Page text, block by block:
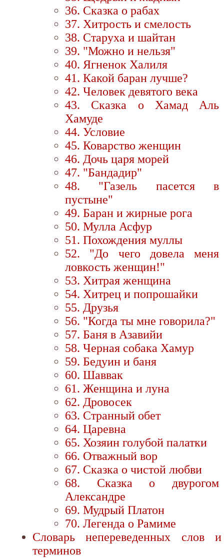
36. Сказка о рабах
37. Хитрость и смелость
38. Старуха и шайтан
39. "Можно и нельзя"
40. Ягненок Халиля
41. Какой баран лучше?
42. Человек девятого века
43. Сказка о Хамад Аль
Хамуде
44. Условие
45. Коварство женщин
46. Дочь царя морей
47. "Бандадир"
48. "Газель пасется в
пустыне"
49. Баран и жирные рога
50. Мулла Асфур
51. Похождения муллы
52. "До чего довела меня
ловкость женщин!"
53. Хитрая женщина
54. Хитрец и попрошайки
55. Друзья
56. "Когда ты мне говорила?"
57. Баня в Азавийи
58. Черная собака Хамур
59. Бедуин и баня
60. Шаввак
61. Женщина и луна
62. Дровосек
63. Странный обет
64. Царевна
65. Хозяин голубой палатки
66. Отважный вор
67. Сказка о чистой любви
68. Сказка о двурогом
Александре
69. Мудрый Платон
70. Легенда о Рамиме
Словарь непереведенных слов и
терминов